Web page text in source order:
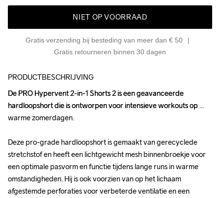
NIET OP VOORRAAD
Gratis verzending bij besteding van meer dan € 50
Gratis retourneren binnen 30 dagen
PRODUCTBESCHRIJVING
De PRO Hypervent 2-in-1 Shorts 2 is een geavanceerde
hardloopshort die is ontworpen voor intensieve workouts op
warme zomerdagen.
Deze pro-grade hardloopshort is gemaakt van gerecyclede
stretchstof en heeft een lichtgewicht mesh binnenbroekje voor
een optimale pasvorm en functie tijdens lange runs in warme
omstandigheden. Hij is ook voorzien van op het lichaam
afgestemde perforaties voor verbeterde ventilatie en een
De PRO Hypervent 2-in-1 Shorts 2 is een geavanceerde
hardloopshort die is ontworpen voor intensieve workouts op
warme zomerdagen.
Deze pro-grade hardloopshort is gemaakt van gerecyclede
stretchstof en heeft een lichtgewicht mesh binnenbroekje voor
een optimale pasvorm en functie tijdens lange runs in warme
omstandigheden. Hij is ook voorzien van op het lichaam
afgestemde perforaties voor verbeterde ventilatie en een